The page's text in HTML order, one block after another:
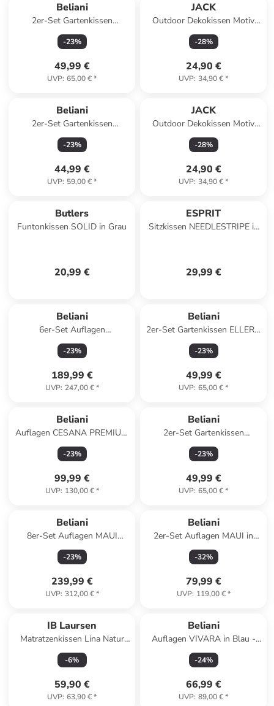
Beliani
2er-Set Gartenkissen
CERIANA in Blau/Rosa
-23%
49,99 €
UVP: 65,00 €*
JACK
Outdoor Dekokissen Motiv
50x50cm lebe lache liebe in
Hellgrün
-28%
24,90 €
UVP: 34,90 €*
Beliani
2er-Set Gartenkissen
GLIMMER in Blau/Weiß
-23%
44,99 €
UVP: 59,00 €*
JACK
Outdoor Dekokissen Motiv
50x50cm Nimm mich in
Bordeaux
-28%
24,90 €
UVP: 34,90 €*
Butlers
Funtonkissen SOLID in Grau
20,99 €
ESPRIT
Sitzkissen NEEDLESTRIPE in
29,99 €
Beliani
6er-Set Auflagen
JAVA/AMANTEA PREMIUM in
Grau
-23%
189,99 €
UVP: 247,00 €*
Beliani
2er-Set Gartenkissen ELLERA
in Bunt/Weiß/Grün
-23%
49,99 €
UVP: 65,00 €*
Beliani
Auflagen CESANA PREMIUM
in Grau - (W) 56 x (H) 5 x (L)
189 cm
-23%
99,99 €
UVP: 130,00 €*
Beliani
2er-Set Gartenkissen
CANNETO in
Beige/Schwarz/Gelb
-23%
49,99 €
UVP: 65,00 €*
Beliani
8er-Set Auflagen MAUI
PREMIUM in Grün
-23%
239,99 €
UVP: 312,00 €*
Beliani
2er-Set Auflagen MAUI in
Grau
-32%
79,99 €
UVP: 119,00 €*
IB Laursen
Matratzenkissen Lina Natur
mit schwarzen Streifen in
schwarz
-6%
59,90 €
UVP: 63,90 €*
Beliani
Auflagen VIVARA in Blau -
(W) 152 x (H) 5 x (L) 54 cm
-24%
66,99 €
UVP: 89,00 €*